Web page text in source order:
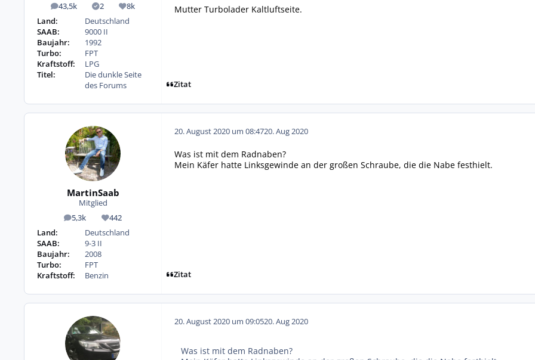
43,5k
Beiträge 2
Lösungen
8k
Reputation
Land:
Deutschland
SAAB:
9000 II
Baujahr:
1992
Turbo:
FPT
Kraftstoff:
LPG
Titel:
Die dunkle Seite
des Forums
Mutter Turbolader Kaltluftseite.
Zitat
MartinSaab
Mitglied
5,3k
Beiträge 442
Reputation
Land:
Deutschland
SAAB:
9-3 II
Baujahr:
2008
Turbo:
FPT
Kraftstoff:
Benzin
20. August 2020 um 08:4720. Aug 2020
Was ist mit dem Radnaben?
Mein Käfer hatte Linksgewinde an der großen Schraube, die die Nabe festhielt.
Zitat
20. August 2020 um 09:0520. Aug 2020
Was ist mit dem Radnaben?